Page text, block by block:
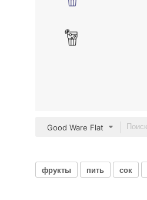
Good Ware Flat
фрукты пить сок